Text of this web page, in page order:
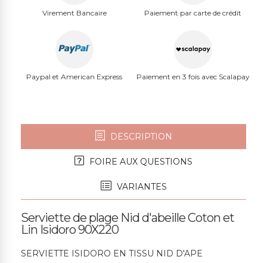
Virement Bancaire Paiement par carte de crédit
Paypal et American Express Paiement en 3 fois avec Scalapay
DESCRIPTION
FOIRE AUX QUESTIONS
VARIANTES
Serviette de plage Nid d'abeille Coton et
Lin Isidoro 90X220
SERVIETTE ISIDORO EN TISSU NID D'APE